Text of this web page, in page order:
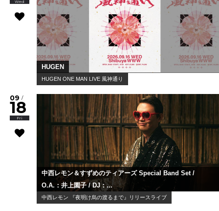
Wed
HUGEN
HUGEN ONE MAN LIVE 風神通り
09 /
18
Fri
中西レモン＆すずめのティアーズ Special Band Set /
O.A.：井上園子 / DJ：...
中西レモン 『夜明け烏の渡るまで』リリースライブ